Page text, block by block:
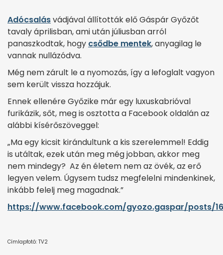
Adócsalásvádjával állították elő Gáspár Győzőt
tavaly áprilisban, ami után júliusban arról
panaszkodtak, hogy csődbe mentek, anyagilag le
vannak nullázódva.
Még nem zárult le a nyomozás, így a lefoglalt vagyon
sem került vissza hozzájuk.
Ennek ellenére Győzike már egy luxuskabrióval
furikázik, sőt, meg is osztotta a Facebook oldalán az
alábbi kísérőszöveggel:
„Ma egy kicsit kirándultunk a kis szerelemmel! Eddig
is utáltak, ezek után meg még jobban, akkor meg
nem mindegy? Az én életem nem az övék, az erő
legyen velem. Úgysem tudsz megfelelni mindenkinek,
inkább felelj meg magadnak.”
https://www.facebook.com/gyozo.gaspar/posts/
Címlapfotó: TV2